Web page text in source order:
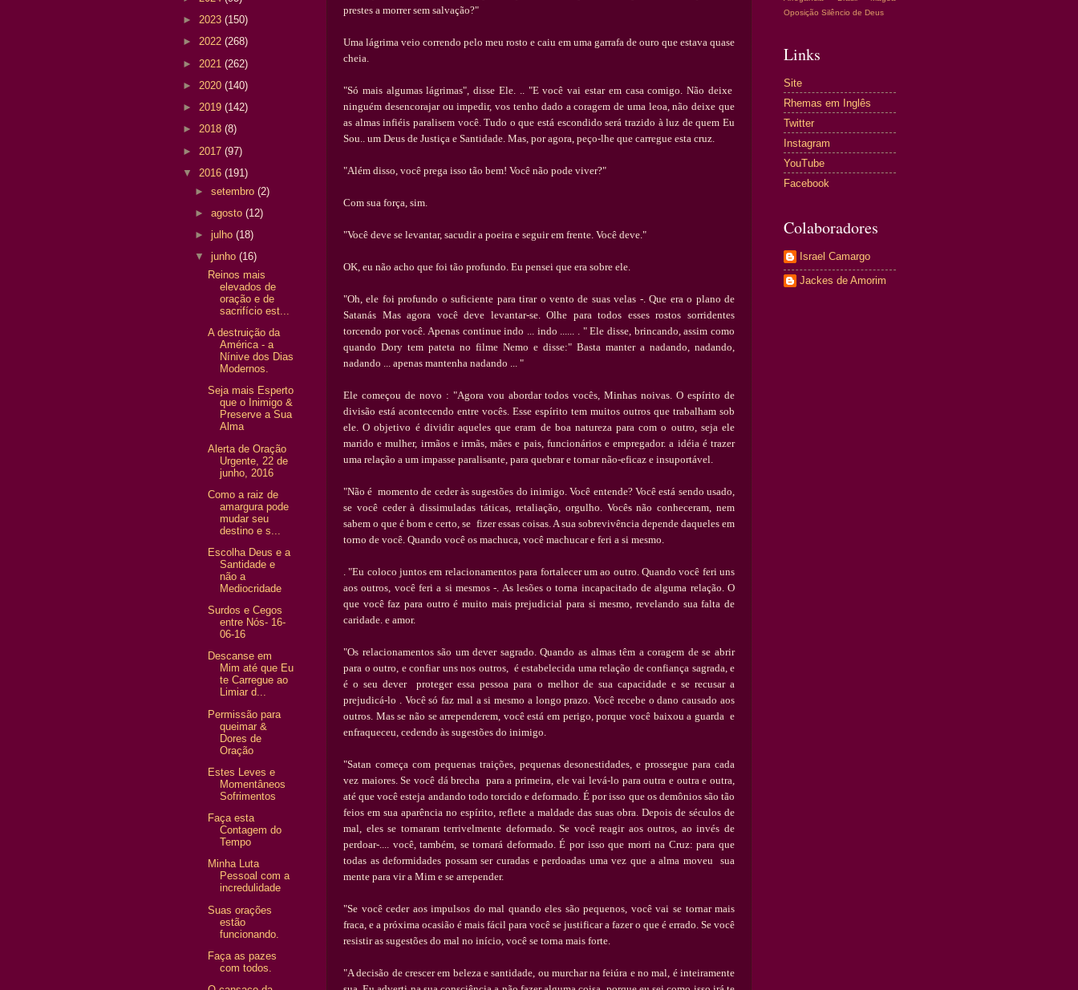
prestes a morrer sem salvação?"
Uma lágrima veio correndo pelo meu rosto e caiu em uma garrafa de ouro que estava quase
cheia.
"Só mais algumas lágrimas", disse Ele. .. "E você vai estar em casa comigo. Não deixe
ninguém desencorajar ou impedir, vos tenho dado a coragem de uma leoa, não deixe que
as almas infiéis paralisem você. Tudo o que está escondido será trazido à luz de quem Eu
Sou.. um Deus de Justiça e Santidade. Mas, por agora, peço-lhe que carregue esta cruz.
"Além disso, você prega isso tão bem! Você não pode viver?"
Com sua força, sim.
"Você deve se levantar, sacudir a poeira e seguir em frente. Você deve."
OK, eu não acho que foi tão profundo. Eu pensei que era sobre ele.
"Oh, ele foi profundo o suficiente para tirar o vento de suas velas -. Que era o plano de
Satanás Mas agora vocêdeve levantar-se. Olhe para todos esses rostos sorridentes
torcendo por você . Apenas continue indo ... indo ...... . " Ele disse, brincando, assim como
quando Dory tem pateta no filme Nemo e disse:" Basta manter a nadando, nadando,
nadando ... apenas mantenha nadando ... "
Ele começou de novo : "Agora vou abordar todos vocês, Minhas noivas. O espírito de
divisão está acontecendo entre vocês. Esse espírito tem muitos outros que trabalham sob
ele. O objetivo édividir aqueles que eram de boa natureza para com o outro, seja ele
marido e mulher, irmãos e irmãs, mães e pais, funcionários e empregador. a idéia étrazer
uma relação a um impasse paralisante, para quebrar e tornar não-eficaz e insuportável.
"Nãoé momento de cederàs sugestões do inimigo. Você entende? Você está sendo usado,
se vocêcederà dissimuladas táticas, retaliação, orgulho. Vocês não conheceram, nem
sabem o queé bom e certo, se fizer essas coisas. A sua sobrevivência depende daqueles em
torno de você . Quando você os machuca, você machucar e feri a si mesmo.
. "Eu coloco juntos em relacionamentos para fortalecer um ao outro. Quando você feri uns
aos outros, vocêferi a si mesmos -. As lesões o torna incapacitado de alguma relação. O
que vocêfaz para outroé muito mais prejudicial para si mesmo, revelando sua falta de
caridade. e amor.
"Os relacionamentos são um dever sagrado. Quando as almas têm a coragem de se abrir
para o outro, e confiar uns nos outros, éestabelecida uma relação de confiança sagrada, e
é o seu dever proteger essa pessoa para o melhor de sua capacidade e se recusar a
prejudicá-lo . Vocêsó faz mal a si mesmo a longo prazo. Você recebe o dano causado aos
outros. Mas se não se arrependerem, vocêestá em perigo, porque vocêbaixou a guarda e
enfraqueceu, cedendo às sugestões do inimigo.
"Satan começa com pequenas traições, pequenas desonestidades, e prossegue para cada
vez maiores. Se você dá brecha para a primeira, ele vai levá-lo para outra e outra e outra,
até que você esteja andando todo torcido e deformado.É por isso que os demônios são tão
feios em sua aparência no espírito, reflete a maldade das suas obra. Depois de séculos de
mal, eles se tornaram terrivelmente deformado. Se vocêreagir aos outros, ao invés de
perdoar-.... você, também, se tornará deformado.É por isso que morri na Cruz: para que
todas as deformidades possam ser curadas e perdoadas uma vez que a alma moveu sua
mente para vir a Mim e se arrepender.
"Se vocêceder aos impulsos do mal quando eles são pequenos, vocêvai se tornar mais
fraca, e a próxima ocasião é mais fácil para você se justificar a fazer o que é errado. Se você
resistir as sugestões do mal no início, você se torna mais forte.
"A decisão de crescer em beleza e santidade, ou murchar na feiúra e no mal, éinteiramente
► 2023 (150)
► 2022 (268)
► 2021 (262)
► 2020 (140)
► 2019 (142)
► 2018 (8)
► 2017 (97)
▼ 2016 (191)
►setembro(2)
►agosto(12)
►julho(18)
▼junho(16)
Reinos mais
elevados de
oração e de
sacrifício est...
A destruição da
América - a
Nínive dos Dias
Modernos.
Seja mais Esperto
que o Inimigo &
Preserve a Sua
Alma
Alerta de Oração
Urgente, 22 de
junho, 2016
Como a raiz de
amargura pode
mudar seu
destino e s...
Escolha Deus e a
Santidade e
não a
Mediocridade
Surdos e Cegos
entre Nós- 16-
06-16
Descanse em
Mim até que Eu
te Carregue ao
Limiar d...
Permissão para
queimar &
Dores de
Oração
Estes Leves e
Momentâneos
Sofrimentos
Faça esta
Contagem do
Tempo
Minha Luta
Pessoal com a
incredulidade
Suas orações
estão
funcionando.
Faça as pazes
com todos.
Oposição Silêncio de Deus
Links
Site
Rhemas em Inglês
Twitter
Instagram
YouTube
Facebook
Colaboradores
Israel Camargo
Jackes de Amorim